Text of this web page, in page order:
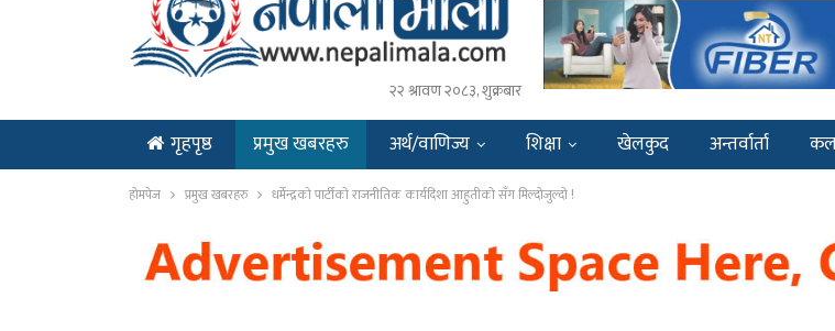
२२ श्रावण २०८३, शुक्रबार
गृहपृष्ठ प्रमुख खबरहरु अर्थ/वाणिज्य शिक्षा खेलकुद अन्तर्वार्ता
ENGLISH
होमपेज प्रमुख खबरहरु धर्मेन्द्रको पार्टीको राजनीतिक कार्यदिशा आहुतीको सँग मिल्दोजुल्दो !